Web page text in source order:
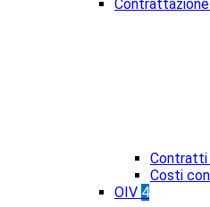
Contratti
Costi
OIV 4